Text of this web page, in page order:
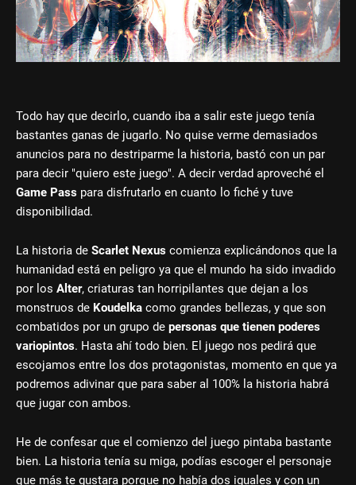
Todo hay que decirlo, cuando iba a salir este juego tenía
bastantes ganas de jugarlo. No quise verme demasiados
anuncios para no destriparme la historia, bastó con un par
para decir "quiero este juego". A decir verdad aproveché el
Game Pass para disfrutarlo en cuanto lo fiché y tuve
disponibilidad.
La historia de Scarlet Nexus comienza explicándonos que la
humanidad está en peligro ya que el mundo ha sido invadido
por los Alter, criaturas tan horripilantes que dejan a los
monstruos de Koudelka como grandes bellezas, y que son
combatidos por un grupo de personas que tienen poderes
variopintos. Hasta ahí todo bien. El juego nos pedirá que
escojamos entre los dos protagonistas, momento en que ya
podremos adivinar que para saber al 100% la historia habrá
que jugar con ambos.
He de confesar que el comienzo del juego pintaba bastante
bien. La historia tenía su miga, podías escoger el personaje
que más te gustara porque no había dos iguales y con un